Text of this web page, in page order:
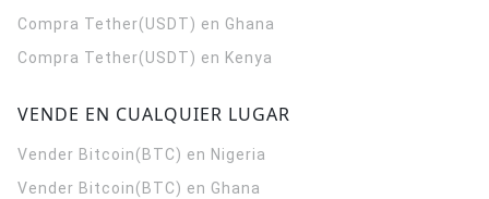
Compra Tether(USDT) en Ghana
Compra Tether(USDT) en Kenya
VENDE EN CUALQUIER LUGAR
Vender Bitcoin(BTC) en Nigeria
Vender Bitcoin(BTC) en Ghana